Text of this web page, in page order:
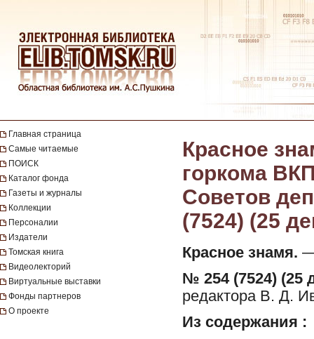
Главная страница
Самые читаемые
ПОИСК
Каталог фонда
Газеты и журналы
Коллекции
Персоналии
Издатели
Томская книга
Видеолекторий
Виртуальные выставки
Фонды партнеров
О проекте
Красное
горкома
Советов
(7524) (25
Красное знамя. —
№ 254 (7524) (25
редактора В. Д.
Из содержания :